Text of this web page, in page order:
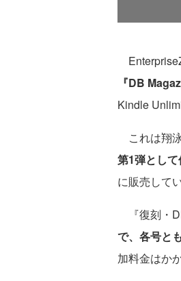
『DB
Kindle
これは翔
第1弾とし
に販売して
『復刻・
で、各号と
加料金はか